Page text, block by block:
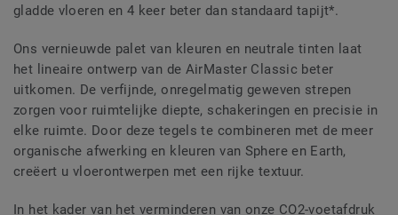
gladde vloeren en 4 keer beter dan standaard tapijt*.
Ons vernieuwde palet van kleuren en neutrale tinten laat
het lineaire ontwerp van de AirMaster Classic beter
uitkomen. De verfijnde, onregelmatig geweven strepen
zorgen voor ruimtelijke diepte, schakeringen en precisie in
elke ruimte. Door deze tegels te combineren met de meer
organische afwerking en kleuren van Sphere en Earth,
creëert u vloerontwerpen met een rijke textuur.
In het kader van het verminderen van onze CO2-voetafdruk